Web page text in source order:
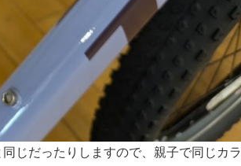
じだったりしますので、親子で同じカラ